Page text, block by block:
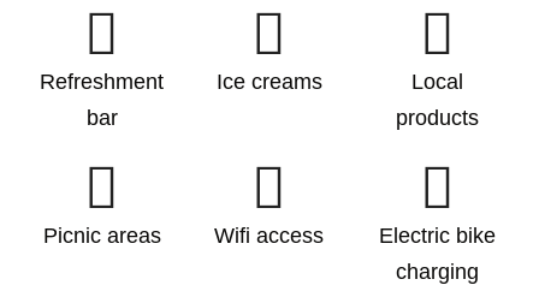
Refreshment
bar
Ice creams
Local
products
Picnic areas Wifi access
Electric bike
charging